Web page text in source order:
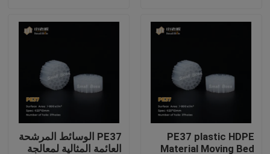
اطلب اقتباس
الوسائط المرشحة MBBR
MBBR بيو ميديا
PE37 plastic HDPE
Material Moving Bed
PE37 الوسائط المرشحة
العائمة المثالية لمعالجة